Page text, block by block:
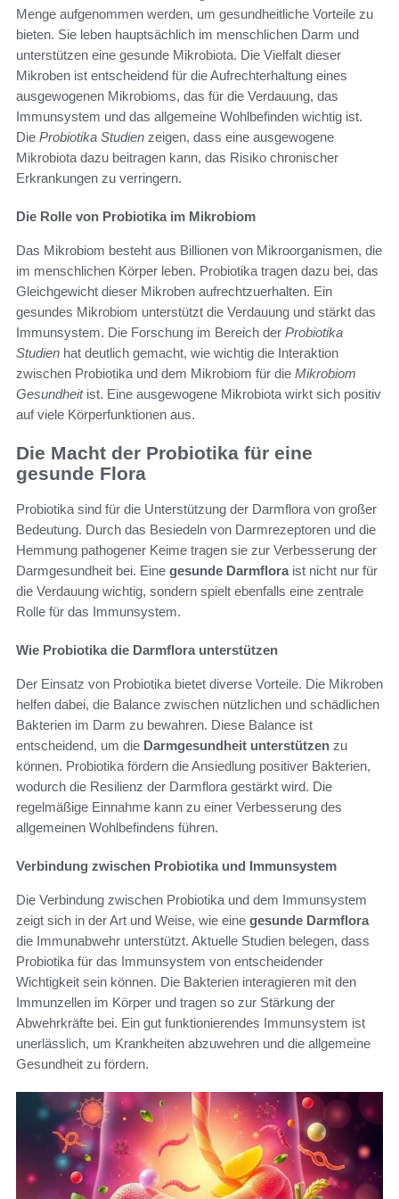
Menge aufgenommen werden, um gesundheitliche Vorteile zu
bieten. Sie leben hauptsächlich im menschlichen Darm und
unterstützen eine gesunde Mikrobiota. Die Vielfalt dieser
Mikroben ist entscheidend für die Aufrechterhaltung eines
ausgewogenen Mikrobioms, das für die Verdauung, das
Immunsystem und das allgemeine Wohlbefinden wichtig ist.
Die Probiotika Studien zeigen, dass eine ausgewogene
Mikrobiota dazu beitragen kann, das Risiko chronischer
Erkrankungen zu verringern.
Die Rolle von Probiotika im Mikrobiom
Das Mikrobiom besteht aus Billionen von Mikroorganismen, die
im menschlichen Körper leben. Probiotika tragen dazu bei, das
Gleichgewicht dieser Mikroben aufrechtzuerhalten. Ein
gesundes Mikrobiom unterstützt die Verdauung und stärkt das
Immunsystem. Die Forschung im Bereich der Probiotika
Studien hat deutlich gemacht, wie wichtig die Interaktion
zwischen Probiotika und dem Mikrobiom für die Mikrobiom
Gesundheitist. Eine ausgewogene Mikrobiota wirkt sich positiv
auf viele Körperfunktionen aus.
Die Macht der Probiotika für eine
gesunde Flora
Probiotika sind für die Unterstützung der Darmflora von großer
Bedeutung. Durch das Besiedeln von Darmrezeptoren und die
Hemmung pathogener Keime tragen sie zur Verbesserung der
Darmgesundheit bei. Eine gesunde Darmfloraist nicht nur für
die Verdauung wichtig, sondern spielt ebenfalls eine zentrale
Rolle für das Immunsystem.
Wie Probiotika die Darmflora unterstützen
Der Einsatz von Probiotika bietet diverse Vorteile. Die Mikroben
helfen dabei, die Balance zwischen nützlichen und schädlichen
Bakterien im Darm zu bewahren. Diese Balance ist
entscheidend, um die Darmgesundheit unterstützen zu
können. Probiotika fördern die Ansiedlung positiver Bakterien,
wodurch die Resilienz der Darmflora gestärkt wird. Die
regelmäßige Einnahme kann zu einer Verbesserung des
allgemeinen Wohlbefindens führen.
Verbindung zwischen Probiotika und Immunsystem
Die Verbindung zwischen Probiotika und dem Immunsystem
zeigt sich in der Art und Weise, wie eine gesunde Darmflora
die Immunabwehr unterstützt. Aktuelle Studien belegen, dass
Probiotika für das Immunsystem von entscheidender
Wichtigkeit sein können. Die Bakterien interagieren mit den
Immunzellen im Körper und tragen so zur Stärkung der
Abwehrkräfte bei. Ein gut funktionierendes Immunsystem ist
unerlässlich, um Krankheiten abzuwehren und die allgemeine
Gesundheit zu fördern.